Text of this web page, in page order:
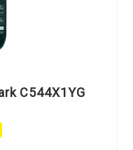
C544X1YG